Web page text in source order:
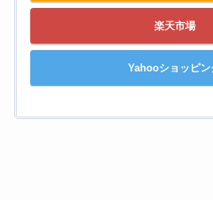
楽天市場
Yahooショッピン